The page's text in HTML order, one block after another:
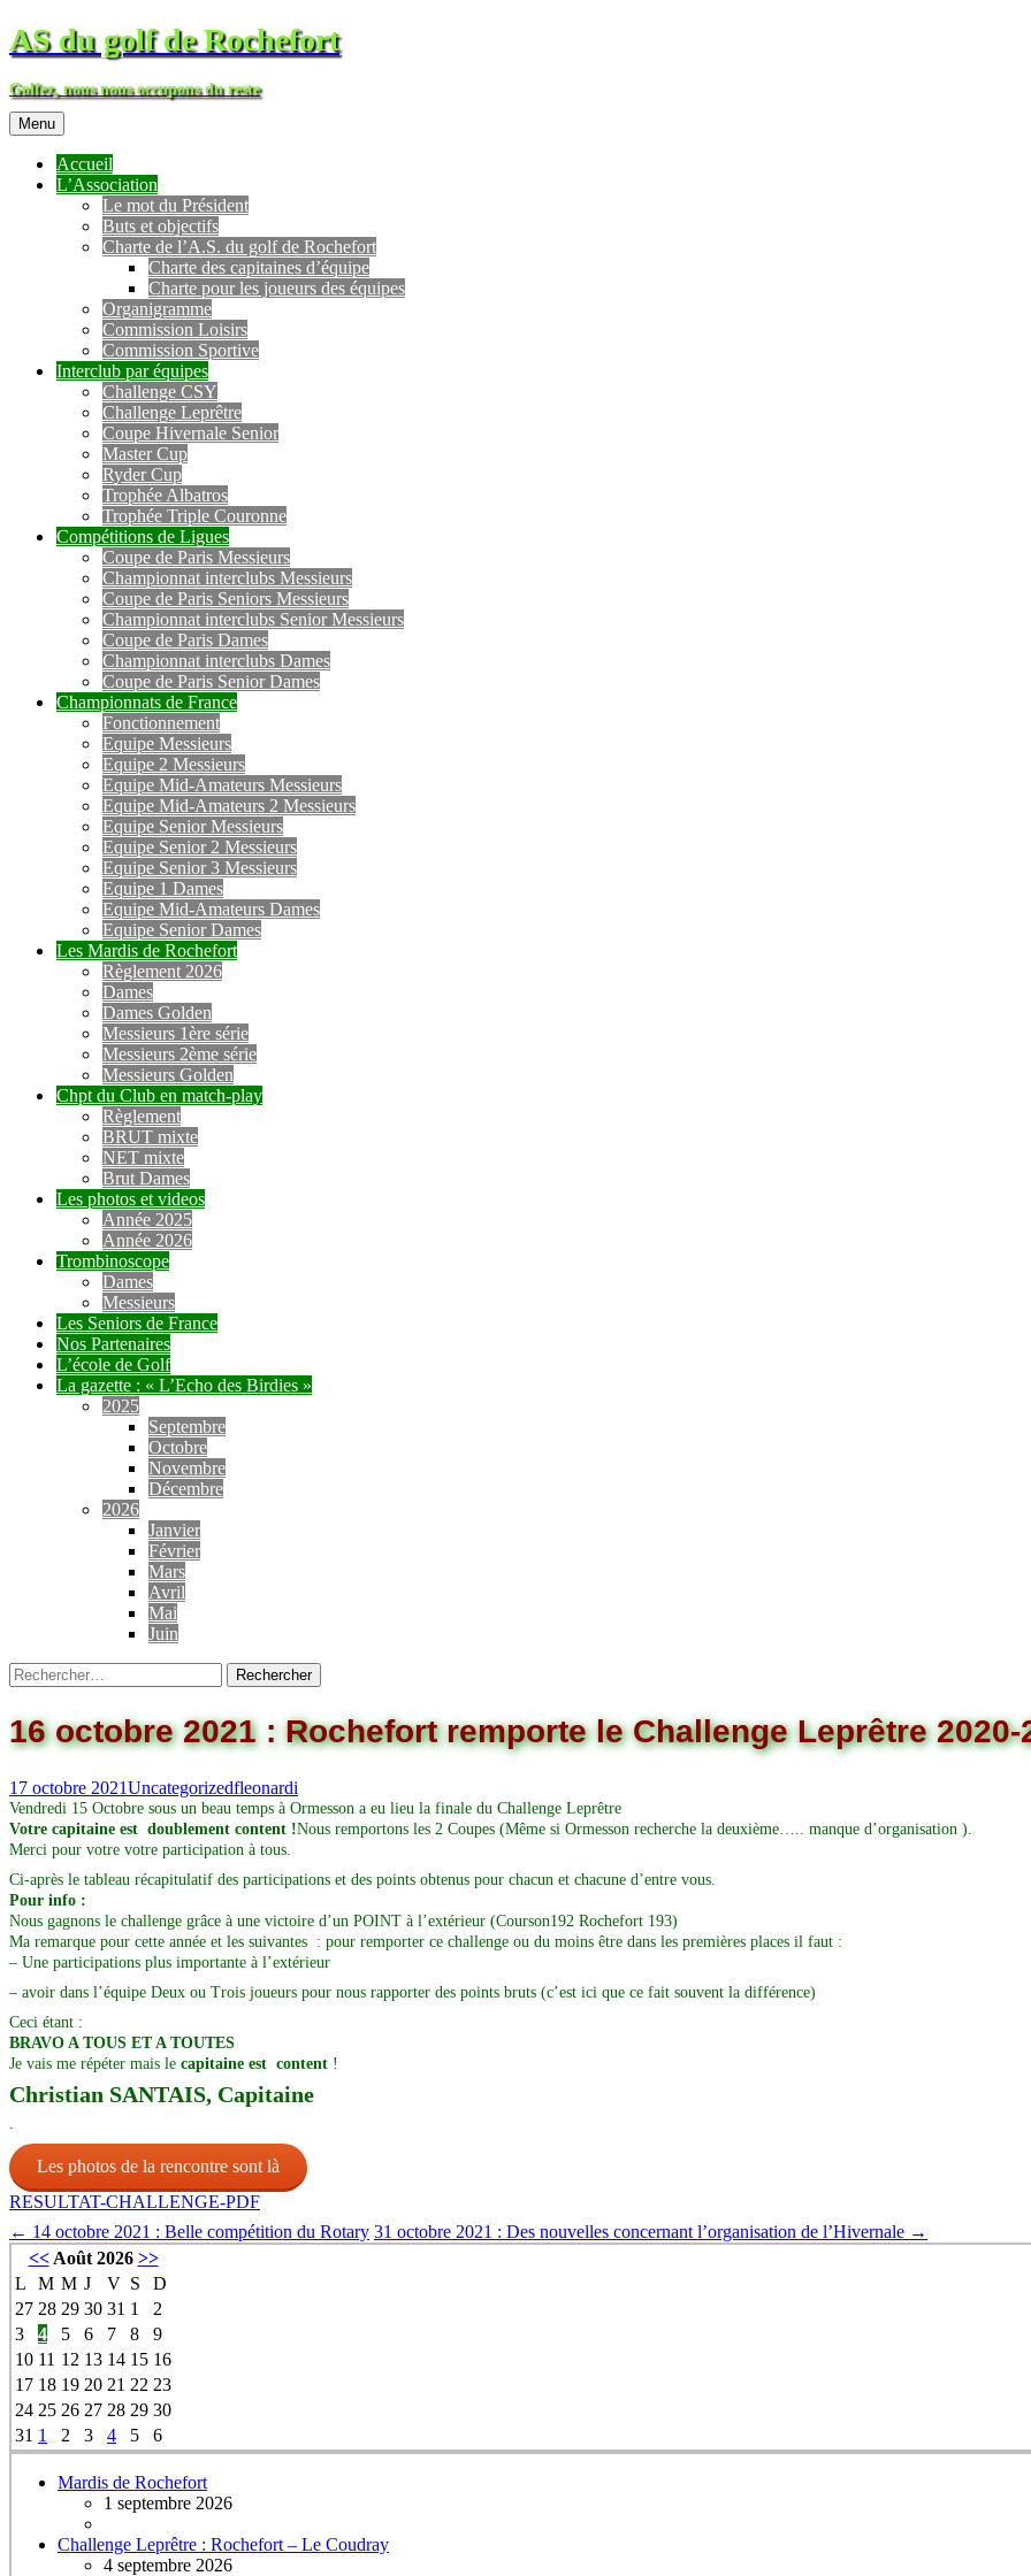
AS du golf de Rochefort
Golfez, nous nous occupons du reste
Menu
Accueil
L’Association
Le mot du Président
Buts et objectifs
Charte de l’A.S. du golf de Rochefort
Charte des capitaines d’équipe
Charte pour les joueurs des équipes
Organigramme
Commission Loisirs
Commission Sportive
Interclub par équipes
Challenge CSY
Challenge Leprêtre
Coupe Hivernale Senior
Master Cup
Ryder Cup
Trophée Albatros
Trophée Triple Couronne
Compétitions de Ligues
Coupe de Paris Messieurs
Championnat interclubs Messieurs
Coupe de Paris Seniors Messieurs
Championnat interclubs Senior Messieurs
Coupe de Paris Dames
Championnat interclubs Dames
Coupe de Paris Senior Dames
Championnats de France
Fonctionnement
Equipe Messieurs
Equipe 2 Messieurs
Equipe Mid-Amateurs Messieurs
Equipe Mid-Amateurs 2 Messieurs
Equipe Senior Messieurs
Equipe Senior 2 Messieurs
Equipe Senior 3 Messieurs
Equipe 1 Dames
Equipe Mid-Amateurs Dames
Equipe Senior Dames
Les Mardis de Rochefort
Règlement 2026
Dames
Dames Golden
Messieurs 1ère série
Messieurs 2ème série
Messieurs Golden
Chpt du Club en match-play
Règlement
BRUT mixte
NET mixte
Brut Dames
Les photos et videos
Année 2025
Année 2026
Trombinoscope
Dames
Messieurs
Les Seniors de France
Nos Partenaires
L’école de Golf
La gazette : « L’Echo des Birdies »
2025
Septembre
Octobre
Novembre
Décembre
2026
Janvier
Février
Mars
Avril
Mai
Juin
16 octobre 2021 : Rochefort remporte le Challenge Leprêtre 2020-
17 octobre 2021Uncategorizedfleonardi
Vendredi 15 Octobre sous un beau temps à Ormesson a eu lieu la finale du Challenge Leprêtre
Votre capitaine est doublement content !Nous remportons les 2 Coupes (Même si Ormesson recherche la deuxième….. manque d’organisation ).
Merci pour votre votre participation à tous.
Ci-après le tableau récapitulatif des participations et des points obtenus pour chacun et chacune d’entre vous.
Pour info :
Nous gagnons le challenge grâce à une victoire d’un POINT à l’extérieur (Courson192 Rochefort 193)
Ma remarque pour cette année et les suivantes : pour remporter ce challenge ou du moins être dans les premières places il faut :
– Une participations plus importante à l’extérieur
– avoir dans l’équipe Deux ou Trois joueurs pour nous rapporter des points bruts (c’est ici que ce fait souvent la différence)
Ceci étant :
BRAVO A TOUS ET A TOUTES
Je vais me répéter mais le capitaine est content !
Christian SANTAIS, Capitaine
Les photos de la rencontre sont là
RESULTAT-CHALLENGE-PDF
← 14 octobre 2021 : Belle compétition du Rotary 31 octobre 2021 : Des nouvelles concernant l’organisation de l’Hivernale →
<<Août 2026 >>
L
M M J V S
D
27 28 29 30 31 1
2
3
4 5 6 7 8
9
10 11 12 13 14 15 16
17 18 19 20 21 22 23
24 25 26 27 28 29 30
31 1 2 3 4 5 6
Mardis de Rochefort
1 septembre 2026
Challenge Leprêtre : Rochefort – Le Coudray
4 septembre 2026